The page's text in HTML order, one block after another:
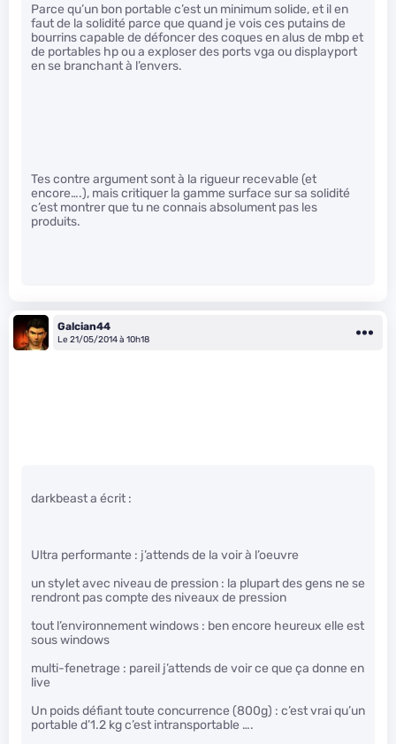
Parce qu’un bon portable c’est un minimum solide, et il en
faut de la solidité parce que quand je vois ces putains de
bourrins capable de défoncer des coques en alus de mbp et
de portables hp ou a exploser des ports vga ou displayport
en se branchant à l’envers.
Tes contre argument sont à la rigueur recevable (et
encore….), mais critiquer la gamme surface sur sa solidité
c’est montrer que tu ne connais absolument pas les
produits.
Galcian44
Le 21/05/2014 à 10h18
darkbeast a écrit :
Ultra performante : j’attends de la voir à l’oeuvre
un stylet avec niveau de pression : la plupart des gens ne se
rendront pas compte des niveaux de pression
tout l’environnement windows : ben encore heureux elle est
sous windows
multi-fenetrage : pareil j’attends de voir ce que ça donne en
live
Un poids défiant toute concurrence (800g) : c’est vrai qu’un
portable d’1.2 kg c’est intransportable ….